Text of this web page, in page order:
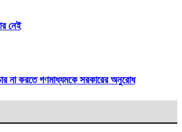
নেই
না করতে গণমাধ্যমকে সরকারের অনুরোধ